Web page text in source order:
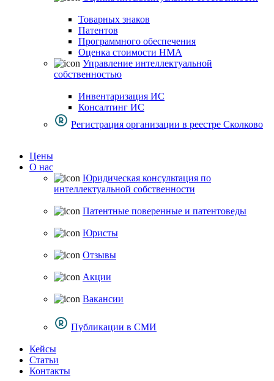
Товарных знаков
Патентов
Программного обеспечения
Оценка стоимости НМА
Управление интеллектуальной
собственностью
Инвентаризация ИС
Консалтинг ИС
Регистрация организации в реестре Сколково
Цены
О нас
Юридическая консультация по
интеллектуальной собственности
Патентные поверенные и патентоведы
Юристы
Отзывы
Акции
Вакансии
Публикации в СМИ
Кейсы
Статьи
Контакты